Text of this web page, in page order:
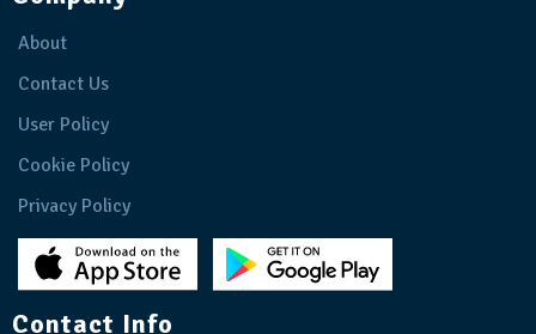
About
Contact Us
User Policy
Cookie Policy
Privacy Policy
Contact Info